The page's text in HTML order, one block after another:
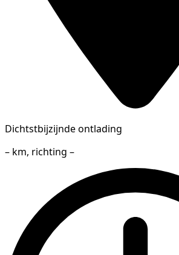
Dichtstbijzijnde ontlading
– km, richting –